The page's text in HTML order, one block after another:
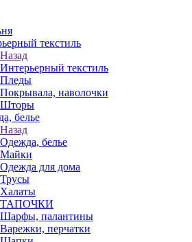
текстиль
Назад
Интерьерный текстиль
Пледы
Покрывала, наволочки
Шторы
белье
Назад
Одежда, белье
Майки
Одежда для дома
Трусы
Халаты
ТАПОЧКИ
Шарфы, палантины
Варежки, перчатки